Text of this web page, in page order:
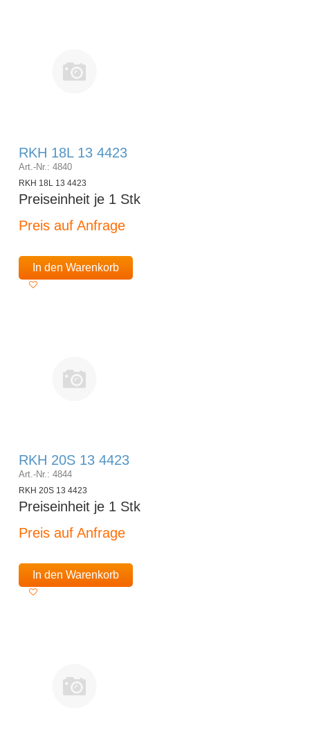
RKH 18L 13 4423
Art.-Nr.: 4840
RKH 18L 13 4423
Preiseinheit je 1 Stk
Preis auf Anfrage
In den Warenkorb
RKH 20S 13 4423
Art.-Nr.: 4844
RKH 20S 13 4423
Preiseinheit je 1 Stk
Preis auf Anfrage
In den Warenkorb